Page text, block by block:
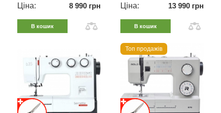
Ціна: 8 990 грн
В кошик
Ціна: 13 990 грн
В кошик
Топ продажів